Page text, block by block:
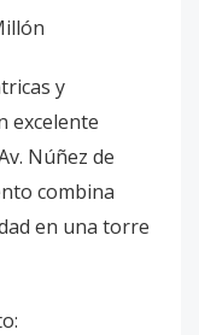
y
excelente
Núñez de
combina
en una torre